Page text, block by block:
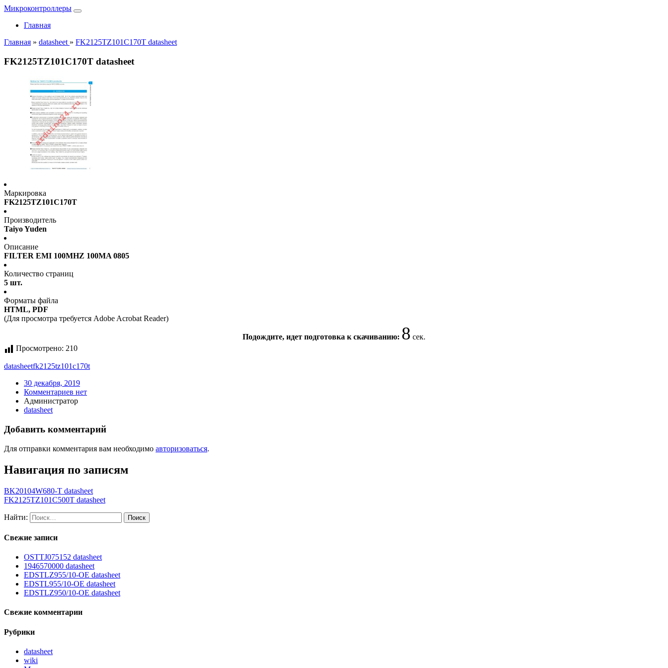
Микроконтроллеры
Главная
Главная » datasheet » FK2125TZ101C170T datasheet
FK2125TZ101C170T datasheet
Маркировка
FK2125TZ101C170T
Производитель
Taiyo Yuden
Описание
FILTER EMI 100MHZ 100MA 0805
Количество страниц
5 шт.
Форматы файла
HTML, PDF
(Для просмотра требуется Adobe Acrobat Reader)
Подождите, идет подготовка к скачиванию: 8 сек.
Просмотрено: 210
datasheetfk2125tz101c170t
30 декабря, 2019
Комментариев нет
Администратор
datasheet
Добавить комментарий
Для отправки комментария вам необходимо авторизоваться.
Навигация по записям
BK20104W680-T datasheet
FK2125TZ101C500T datasheet
Найти:
Свежие записи
OSTTJ075152 datasheet
1946570000 datasheet
EDSTLZ955/10-OE datasheet
EDSTL955/10-OE datasheet
EDSTLZ950/10-OE datasheet
Свежие комментарии
Рубрики
datasheet
wiki